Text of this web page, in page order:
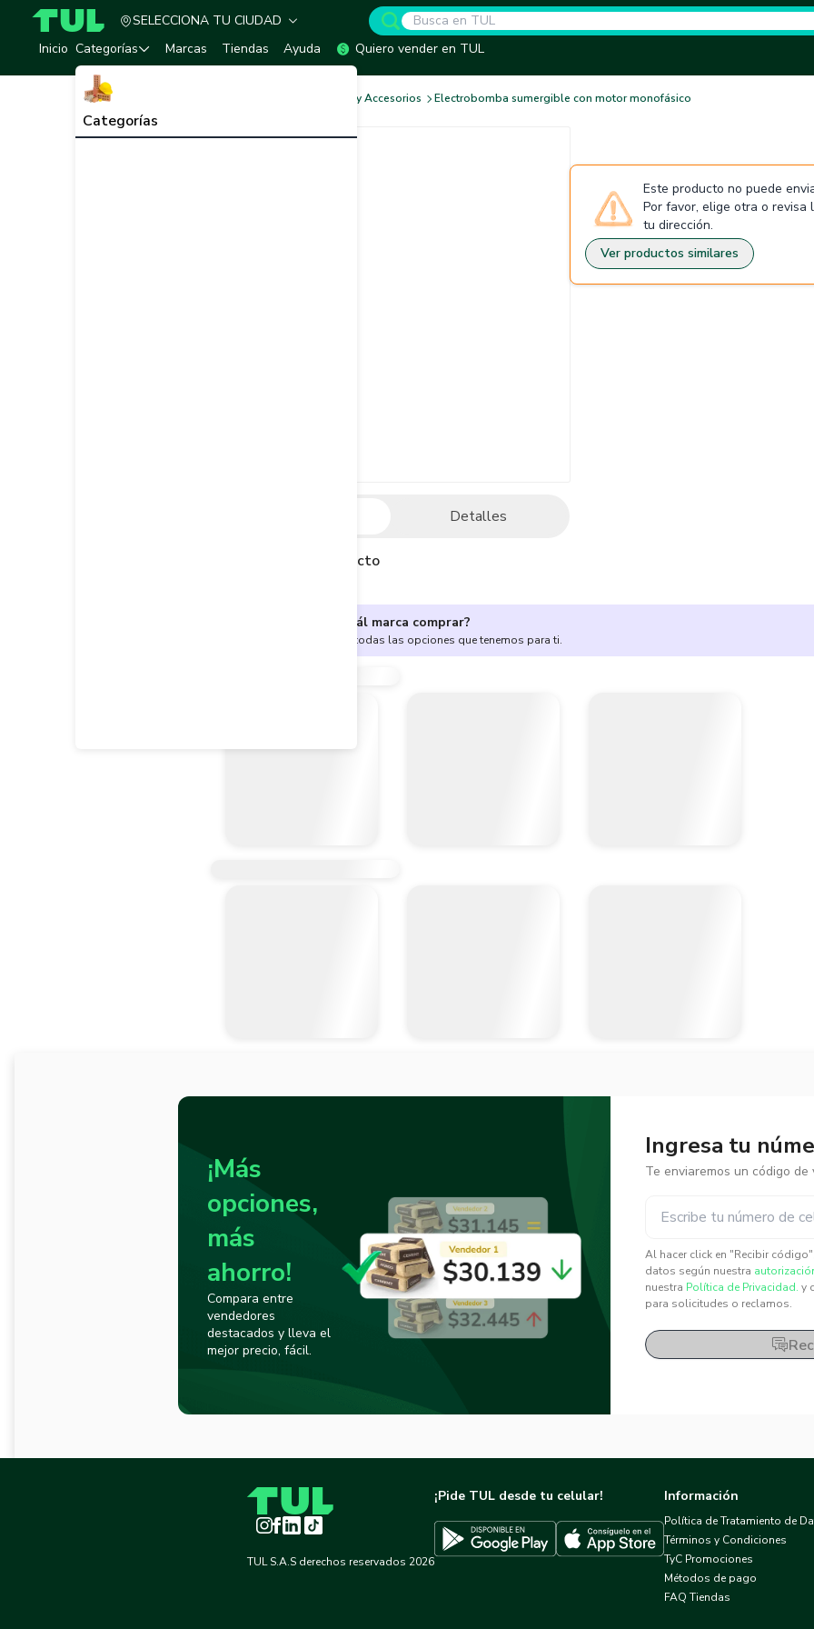
TUL - Tu Marketplace de Construcción
SELECCIONA TU CIUDAD
Inicio Categorías
Categorías
Marcas Tiendas Ayuda Quiero vender en TUL
Herramientas, Equipos y Accesorios Electrobomba sumergible con motor monofásico
Detalles
Descripción del producto
Este producto no puede
Por favor, elige otra o revisa
tu dirección.
Ver productos similares
¿No sabes cuál marca comprar?
Encuentra aquí todas las opciones que tenemos para ti.
¡Más
opciones,
más
ahorro!
Compara entre
vendedores
destacados y lleva el
mejor precio, fácil.
Ingresa tu
Te enviaremos un código de
Al hacer click en "Recibir
datos según nuestra
nuestra Política de Privacidad. y
para solicitudes o reclamos.
Instagram
Facebook
LinkedInTikTok
TUL S.A.S derechos reservados 2026
¡Pide TUL desde tu celular!
Descargar TUL en Google PlayDescargar TUL en App Store
Información
Política de Tratamiento de
Términos y Condiciones
TyC Promociones
Métodos de pago
FAQ Tiendas